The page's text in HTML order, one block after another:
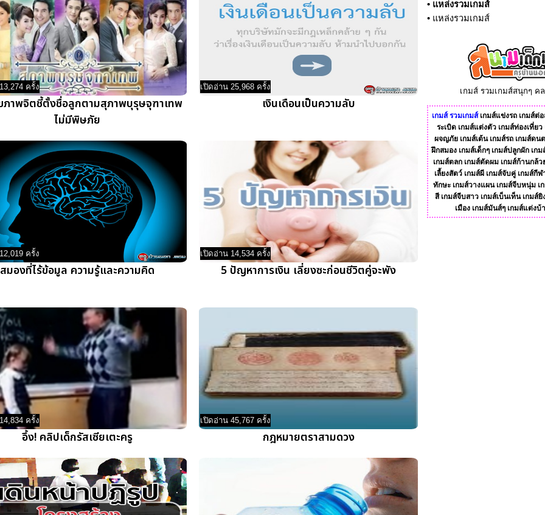
ครั้ง
ภาพจิตชี้ตั้งชื่อลูกตามสุภาพบุรุษจุฑาเทพ
ไม่มีพิษภัย
เปิดอ่าน 25,968 ครั้ง
เงินเดือนเป็นความลับ
ครั้ง
สมองที่ไร้ข้อมูล ความรู้และความคิด
เปิดอ่าน 14,534 ครั้ง
5 ปัญหาการเงิน เลี่ยงซะก่อนชีวิตคู่จะพัง
ครั้ง
อึ้ง! คลิปเด็กรัสเซียเตะครู
เปิดอ่าน 45,767 ครั้ง
กฎหมายตราสามดวง
• แหล่งรวมเกมส์
• แหล่งรวมเกมส์
เกมส์ รวมเกมส์สนุกๆ ค
เกมส์ รวมเกมส์ เกมส์แข่งรถ เกมส์ต่อ
ระเบิด เกมส์แต่งตัว เกมส์ท่องเที่ยว
ผจญภัย เกมส์เต้น เกมส์รถ เกมส์ดน
ฝึกสมอง เกมส์เด็กๆ เกมส์ปลูกผัก เก
เกมส์ตลก เกมส์ตัดผม เกมส์ก้านกล้ว
เลี้ยงสัตว์ เกมส์ผี เกมส์จับคู่ เกมส์กีฬ
ทักษะ เกมส์วางแผน เกมส์จีบหนุ่ม เ
สี เกมส์จีบสาว เกมส์เบ็นเท็น เกมส์ยิ
เมือง เกมส์มันส์ๆ เกมส์แต่งบ้